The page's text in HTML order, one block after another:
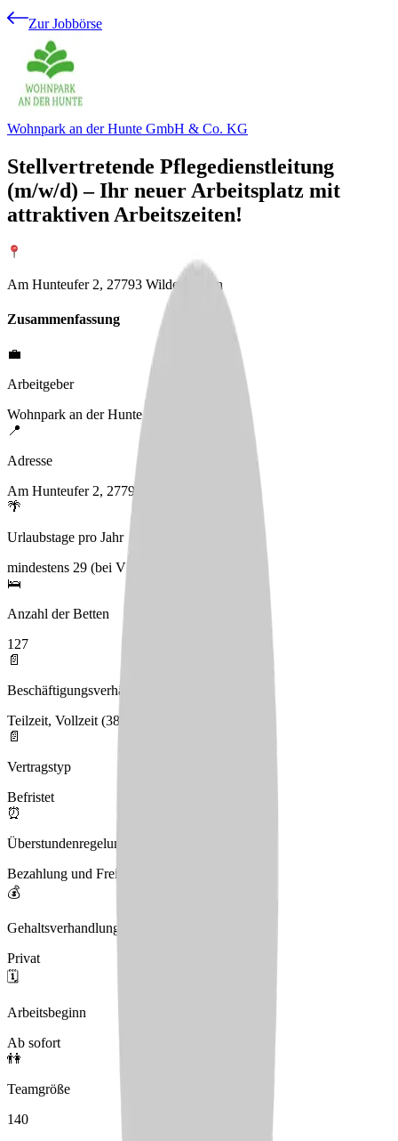
Zur Jobbörse
Wohnpark an der Hunte GmbH & Co. KG
Stellvertretende Pflegedienstleitung
(m/w/d) – Ihr neuer Arbeitsplatz mit
attraktiven Arbeitszeiten!
Am Hunteufer 2, 27793 Wildeshausen
Zusammenfassung
💼
Arbeitgeber
Wohnpark an der Hunte GmbH & Co. KG
📍
Adresse
Am Hunteufer 2, 27793 Wildeshausen
🌴
Urlaubstage pro Jahr
mindestens 29 (bei VZ)
🛌
Anzahl der Betten
127
📄
Beschäftigungsverhältnis
Teilzeit, Vollzeit (38.5 Stunden)
📄
Vertragstyp
Befristet
⏰
Überstundenregelung
Bezahlung und Freizeitausgleich
💰
Gehaltsverhandlungen
Privat
🗓️
Arbeitsbeginn
Ab sofort
👫
Teamgröße
140